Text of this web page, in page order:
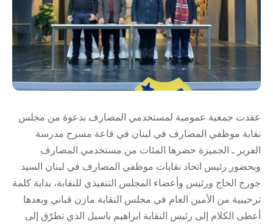
عقدت جمعية عمومية لمستخدمي المصارف بدعوة من مجلس
نقابة موظفي المصارف في لبنان في قاعة مسرح مدرسة
الفرير ـ الجميزة حضرها المئات من مستخدمي المصارف
وبحضور رئيس اتحاد نقابات موظفي المصارف في لبنان السيد
جورج الحاج ورئيس وأعضاء المجلس التنفيذي للنقابة، بداية كلمة
ترحيبية من الأمين العام في مجلس النقابة مازن قباني وبعدها
أعطى الكلام إلى رئيس النقابة ابراهيم باسيل الذي تطرّق إلى